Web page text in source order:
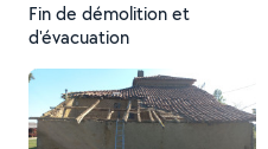
Fin de démolition et
d'évacuation